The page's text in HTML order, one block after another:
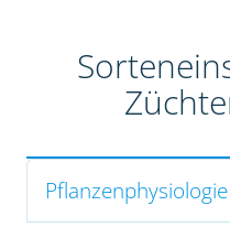
Pflanzenphysiologie